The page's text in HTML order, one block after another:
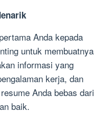
Anda kepada
untuk membuatnya
informasi yang
kerja, dan
Anda bebas dari
baik.